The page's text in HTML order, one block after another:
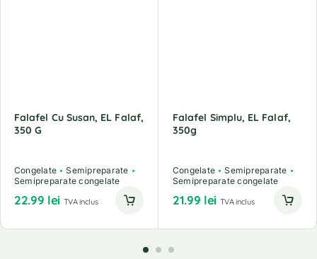
Falafel Cu Susan, EL Falaf,
350 G
Congelate
Semipreparate
Semipreparate congelate
22.99 lei TVA inclus
Falafel Simplu, EL Falaf,
350g
Congelate
Semipreparate
Semipreparate congelate
21.99 lei TVA inclus